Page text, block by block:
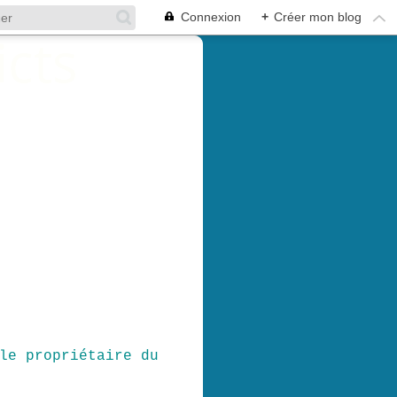
Connexion + Créer mon blog
propriétaire du